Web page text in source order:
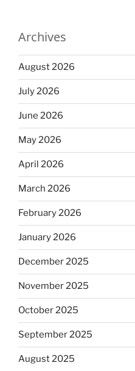
Archives
August 2026
July 2026
June 2026
May 2026
April 2026
March 2026
February 2026
January 2026
December 2025
November 2025
October 2025
September 2025
August 2025